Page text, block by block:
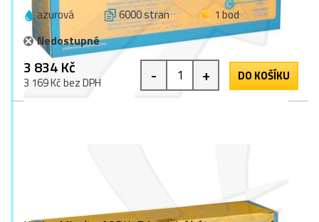
azurová 6000 stran
1 bod
Nedostupné
3 834 Kč
3 169 Kč bez DPH - + DO KOŠÍKU